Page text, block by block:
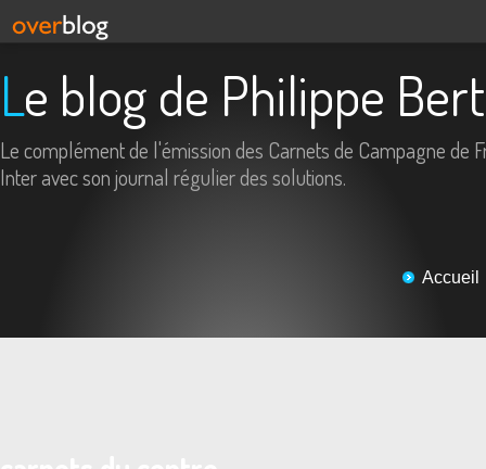
Le blog de Philippe
Le complément de l'émission des Carnets de Campagne de
Inter avec son journal régulier des solutions.
Accueil